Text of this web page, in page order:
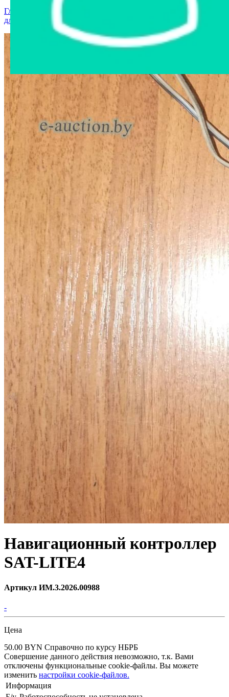
Главная страница
для авто
Навигационный контроллер SAT-LITE4
Навигационный контроллер
SAT-LITE4
Артикул ИМ.3.2026.00988
-
Цена
50.00 BYN Справочно по курсу НБРБ
Совершение данного действия невозможно, т.к. Вами
отключены функциональные cookie-файлы. Вы можете
изменить настройки cookie-файлов.
Информация